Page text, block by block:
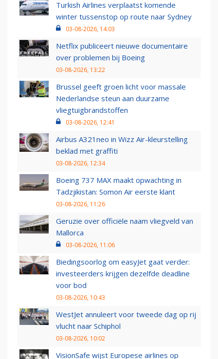
Turkish Airlines verplaatst komende
winter tussenstop op route naar Sydney
03-08-2026, 14:03
Netflix publiceert nieuwe documentaire
over problemen bij Boeing
03-08-2026, 13:22
Brussel geeft groen licht voor massale
Nederlandse steun aan duurzame
vliegtuigbrandstoffen
03-08-2026, 12:41
Airbus A321neo in Wizz Air-kleurstelling
beklad met graffiti
03-08-2026, 12:34
Boeing 737 MAX maakt opwachting in
Tadzjikistan: Somon Air eerste klant
03-08-2026, 11:26
Geruzie over officiële naam vliegveld van
Mallorca
03-08-2026, 11:06
Biedingsoorlog om easyJet gaat verder:
investeerders krijgen dezelfde deadline
voor bod
03-08-2026, 10:43
WestJet annuleert voor tweede dag op rij
vlucht naar Schiphol
03-08-2026, 10:02
VisionSafe wijst Europese airlines op